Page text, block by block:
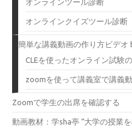
オンラインツール診断
オンラインクイズツール診断
簡単な講義動画の作り方ビデオ
CLEを使ったオンライン試験
zoomを使って講義室で講義
Zoomで学生の出席を確認する
動画教材：学sha亭 “大学の授業